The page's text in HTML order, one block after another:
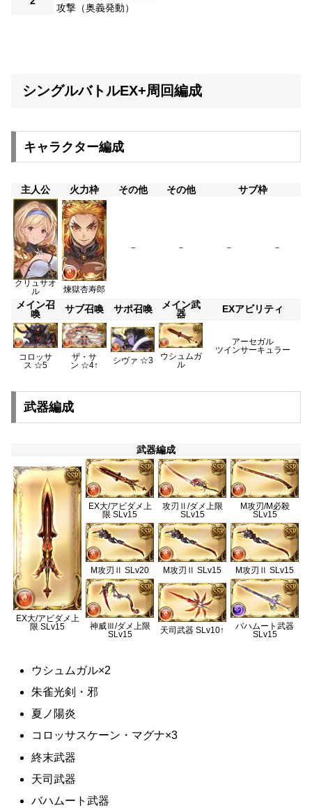
攻撃（奥義発動）
シングルバトルEX+周回編成
キャラクター編成
主人公 火力枠 その他 その他 サブ枠
クリュサオ
ル
煉獄杏寿郎
－ － － －
メイン召
喚
サブ召喚 サポ召喚
メイン武
器
EXアビリティ
コロッサ
ス ☆5
ザ・サ
ン ☆4↑ シヴァ ☆3
ウシュムガ
ル
アーセガル
ツインサーキュラー
武器編成
武器編成
EX大/アビダメ上
限 SLv15
EX大/アビダメ上
限 SLv15
攻刃Ⅱ/ダメ上限
SLv15
M攻刃/M必殺
SLv15
M攻刃Ⅱ SLv20 M攻刃Ⅱ SLv15 M攻刃Ⅱ SLv15
神威Ⅲ/ダメ上限
SLv15
天司武器 SLv10↑
バハムート武器
SLv15
ウシュムガル×2
朱雀光剣・邪
夏ノ陽炎
コロッサスケーン・マグナ×3
終末武器
天司武器
バハムート武器